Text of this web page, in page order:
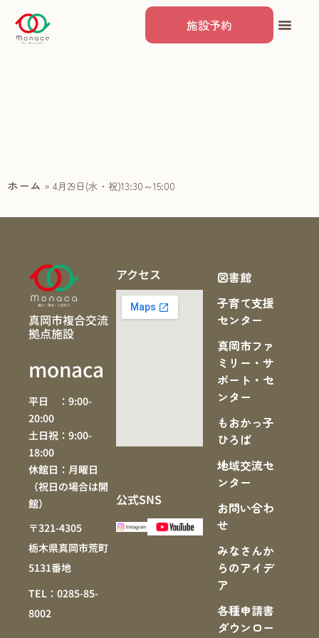
施設予約
ホーム » 4月29日(水・祝)13:30～15:00
真岡市複合交流
拠点施設
monaca
平日 ：9:00-
20:00
土日祝：9:00-
18:00
休館日：月曜日
（祝日の場合は開
館）
〒321-4305
栃木県真岡市荒町
5131番地
TEL：0285-85-
8002
アクセス
公式SNS
図書館
子育て支援
センター
真岡市ファ
ミリー・サ
ポート・セ
ンター
もおかっ子
ひろば
地域交流セ
ンター
お問い合わ
せ
みなさんか
らのアイデ
ア
各種申請書
ダウンロー